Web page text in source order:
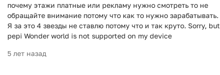
почему этажи платные или рекламу нужно смотреть то не
обращайте внимание потому что как то нужно зарабатывать.
Я за это 4 звезды не ставлю потому что и так круто. Sorry, but
pepi Wonder world is not supported on my device
5 лет назад